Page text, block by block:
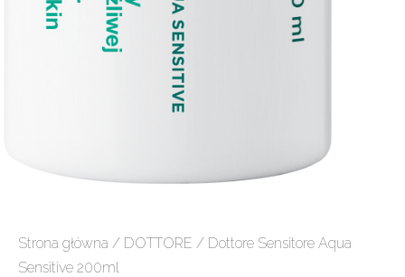
Strona główna / DOTTORE / Dottore Sensitore Aqua
Sensitive 200ml